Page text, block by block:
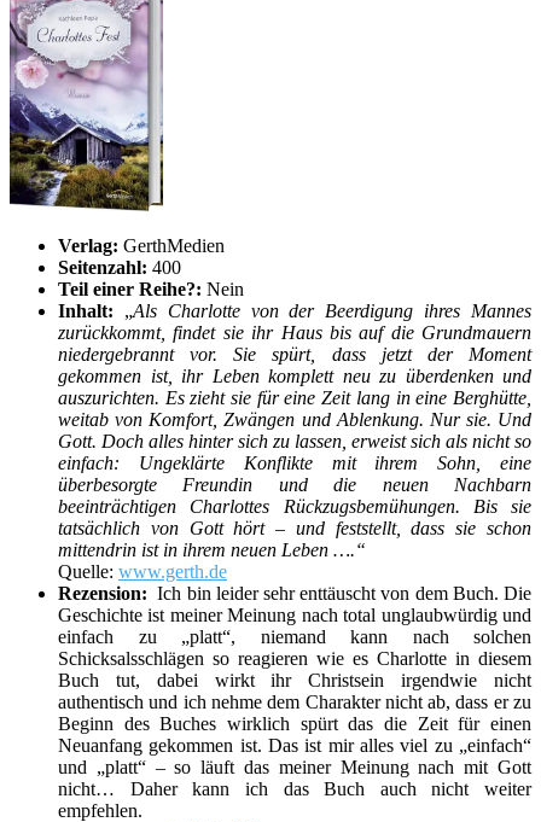
Verlag: GerthMedien
Seitenzahl: 400
Teil einer Reihe?: Nein
Inhalt: „Als Charlotte von der Beerdigung ihres Mannes
zurückkommt, findet sie ihr Haus bis auf die Grundmauern
niedergebrannt vor. Sie spürt, dass jetzt der Moment
gekommen ist, ihr Leben komplett neu zu überdenken und
auszurichten. Es zieht sie für eine Zeit lang in eine Berghütte,
weitab von Komfort, Zwängen und Ablenkung. Nur sie. Und
Gott. Doch alles hinter sich zu lassen, erweist sich als nicht so
einfach: Ungeklärte Konflikte mit ihrem Sohn, eine
überbesorgte Freundin und die neuen Nachbarn
beeinträchtigen Charlottes Rückzugsbemühungen. Bis sie
tatsächlich von Gott hört – und feststellt, dass sie schon
mittendrin ist in ihrem neuen Leben ….“
Quelle: www.gerth.de
Rezension:Ich bin leider sehr enttäuscht von dem Buch. Die
Geschichte ist meiner Meinung nach total unglaubwürdig und
einfach zu „platt“, niemand kann nach solchen
Schicksalsschlägen so reagieren wie es Charlotte in diesem
Buch tut, dabei wirkt ihr Christsein irgendwie nicht
authentisch und ich nehme dem Charakter nicht ab, dass er zu
Beginn des Buches wirklich spürt das die Zeit für einen
Neuanfang gekommen ist. Das ist mir alles viel zu „einfach“
und „platt“ – so läuft das meiner Meinung nach mit Gott
nicht… Daher kann ich das Buch auch nicht weiter
empfehlen.